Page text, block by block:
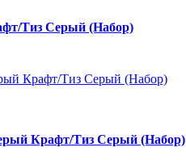
Тиз Серый (Набор)
Крафт/Тиз Серый (Набор)